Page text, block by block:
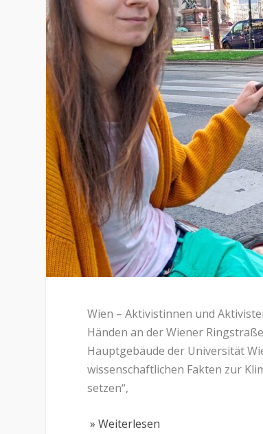
Wien – Aktivistinnen und
Händen an der Wiener
Hauptgebäude der Universität
wissenschaftlichen Fakten zur
setzen“,
» Weiterlesen